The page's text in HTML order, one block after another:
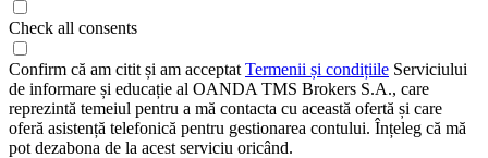
Check all consents
Confirm că am citit și am acceptat Termenii și condițiile Serviciului
de informare și educație al OANDA TMS Brokers S.A., care
reprezintă temeiul pentru a mă contacta cu această ofertă și care
oferă asistență telefonică pentru gestionarea contului. Înțeleg că mă
pot dezabona de la acest serviciu oricând.